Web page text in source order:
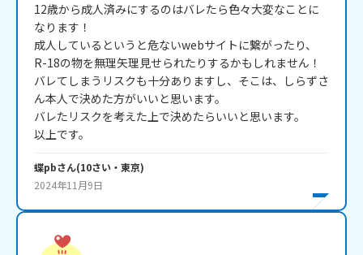
12歳から成人済みにするのはバレたら色々大変なことに
なります！
成人しているというと危ないwebサイトに繋がったり、
R-18の物を無理矢理見せられたりするかもしれません！
バレてしまうリスクも十分ありますし、そこは、しらずさ
ん本人で決めた方がいいと思います。
バレたリスクを考えた上で決めたらいいと思います。
以上です。
蝶pbさん(10さい・ 東京)
2024年11月9日